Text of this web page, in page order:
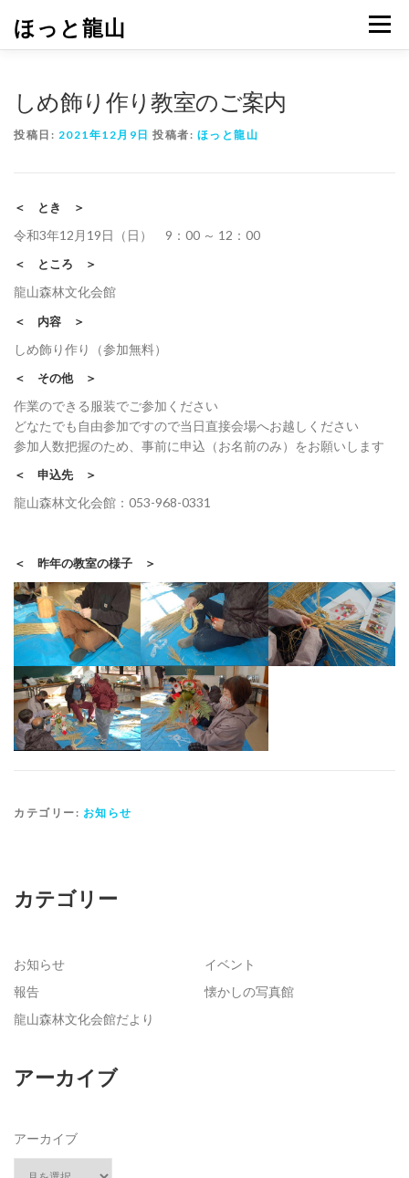
テ
ほっと龍山 メニュ
しめ飾り作り教室のご案内
投稿日: 2021年12月9日 投稿者: ほっと龍山
＜ とき ＞
令和3年12月19日（日） 9：00 ～ 12：00
＜ ところ ＞
龍山森林文化会館
＜ 内容 ＞
しめ飾り作り（参加無料）
＜ その他 ＞
作業のできる服装でご参加ください
どなたでも自由参加ですので当日直接会場へお越しください
参加人数把握のため、事前に申込（お名前のみ）をお願いします
＜ 申込先 ＞
龍山森林文化会館：053-968-0331
＜ 昨年の教室の様子 ＞
カテゴリー: お知らせ
カテゴリー
お知らせ
イベント
報告
懐かしの写真館
龍山森林文化会館だより
アーカイブ
アーカイブ